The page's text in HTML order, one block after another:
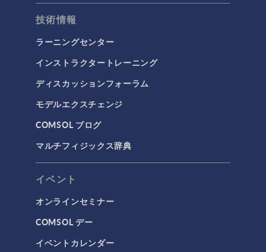
技術情報
ラーニングセンター
インストラクタートレーニング
ディスカッションフォーラム
モデルエクスチェンジ
COMSOL ブログ
マルチフィジックス辞典
イベント
オンラインセミナー
COMSOL デー
イベントカレンダー